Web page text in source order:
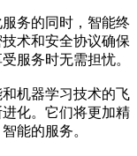
务的同时，智能终
术和安全协议确保
服务时无需担忧。
机器学习技术的飞
化。它们将更加精
能的服务。